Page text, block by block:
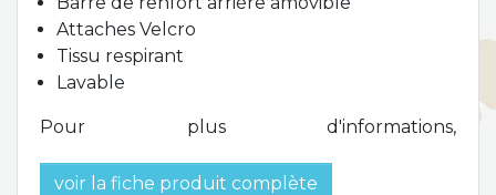
Attaches Velcro
Tissu respirant
Lavable
Pour plus d'informations,
voir la fiche produit complète